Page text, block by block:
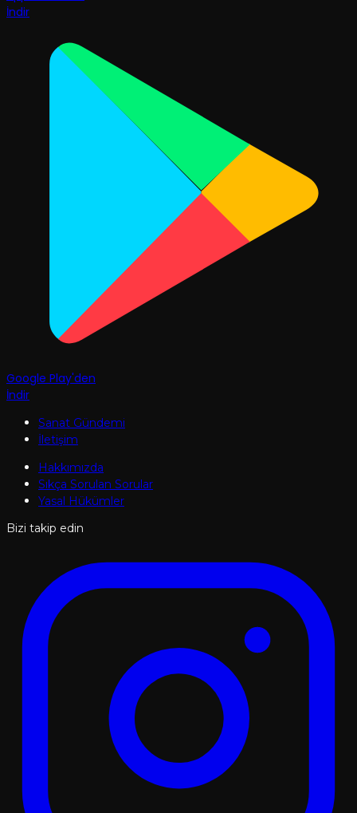
İndir
Google Play'den
İndir
Sanat Gündemi
İletişim
Hakkımızda
Sıkça Sorulan Sorular
Yasal Hükümler
Bizi takip edin